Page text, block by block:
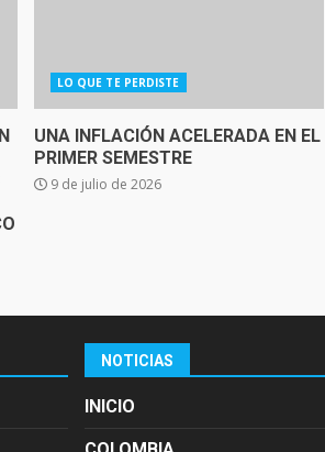
LO QUE TE PERDISTE
UNA INFLACIÓN ACELERADA EN EL
PRIMER SEMESTRE
9 de julio de 2026
NOTICIAS
INICIO